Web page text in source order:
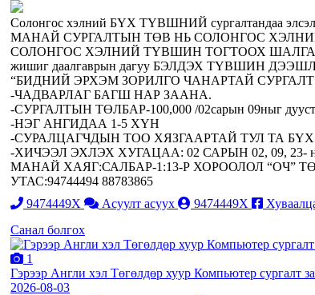
Солонгос хэлний БҮХ ТҮВШНИЙ сургалтандаа
МАНАЙ СУРГАЛТЫН ТӨВ НЬ СОЛОНГОС
СОЛОНГОС ХЭЛНИЙ ТҮВШИН ТОГТООХ
жишиг даалгаврын дагуу БЭЛДЭХ ТҮВШИН
“БИДНИЙ ЭРХЭМ ЗОРИЛГО ЧАНАРТАЙ
-ЧАДВАРЛАГ БАГШ НАР ЗААНА.
-СУРГАЛТЫН ТӨЛБАР-100,000 /02сарын 09ныг
-НЭГ АНГИДАА 1-5 ХҮН
-СУРАЛЦАГЧДЫН ТОО ХЯЗГААРТАЙ ТУЛ ТА
-ХИЧЭЭЛ ЭХЛЭХ ХУГАЦАА: 02 САРЫН 02, 09, 23-
МАНАЙ ХАЯГ:САЛБАР-1:13-Р ХОРООЛОЛ “ОЧ”
УТАС:94744494 88783865
9474449X
Асуулт асуух 9474449X
Санал болгох
1
Гэрээр Англи хэл Төгөлдөр хуур Компьютер сургалт
2026-08-03